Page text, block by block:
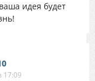
идея будет
17:09